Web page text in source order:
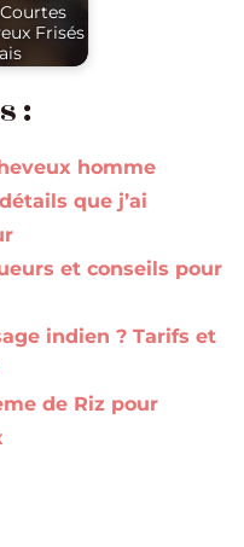
Frisés
:
homme
que j’ai
et conseils pour
indien ? Tarifs et
de Riz pour